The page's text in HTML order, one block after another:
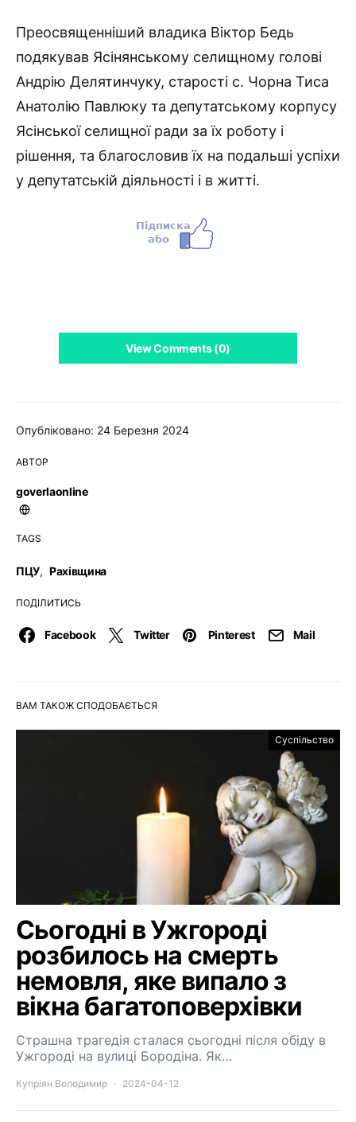
Опубліковано: 24 Березня 2024
АВТОР
goverlaonline
TAGS
ПЦУ, Рахівщина
ПОДІЛИТИСЬ
Facebook Twitter Pinterest Mail
Преосвященніший владика Віктор Бедь
подякував Ясінянському селищному голові
Андрію Делятинчуку, старості с. Чорна Тиса
Анатолію Павлюку та депутатському корпусу
Ясінської селищної ради за їх роботу і
рішення, та благословив їх на подальші успіхи
у депутатській діяльності і в житті.
View Comments (0)
ВАМ ТАКОЖ СПОДОБАЄТЬСЯ
Суспільство
Сьогодні в Ужгороді
розбилось на смерть
немовля, яке випало з
вікна багатоповерхівки
Страшна трагедія сталася сьогодні після обіду в
Ужгороді на вулиці Бородіна. Як…
Купріян Володимир 2024-04-12